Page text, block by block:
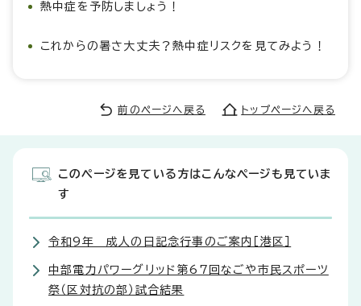
熱中症を予防しましょう！
これからの暑さ大丈夫？熱中症リスクを見てみよう！
前のページへ戻る トップページへ戻る
このページを見ている方はこんなページも見ていま
す
令和9年 成人の日記念行事のご案内［港区］
中部電力パワーグリッド第67回なごや市民スポーツ
祭（区対抗の部）試合結果